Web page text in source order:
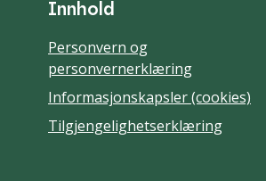
Innhold
Personvern og
personvernerklæring
Informasjonskapsler (cookies)
Tilgjengelighetserklæring